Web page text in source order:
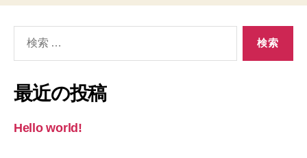
象:
最近の投稿
Hello world!